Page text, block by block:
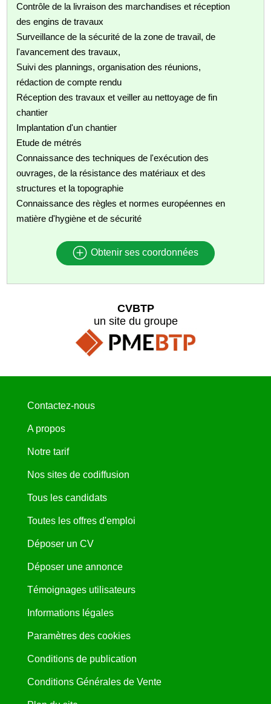
Contrôle de la livraison des marchandises et réception
des engins de travaux
Surveillance de la sécurité de la zone de travail, de
l'avancement des travaux,
Suivi des plannings, organisation des réunions,
rédaction de compte rendu
Réception des travaux et veiller au nettoyage de fin
chantier
Implantation d'un chantier
Etude de métrés
Connaissance des techniques de l'exécution des
ouvrages, de la résistance des matériaux et des
structures et la topographie
Connaissance des règles et normes européennes en
matière d'hygiène et de sécurité
Obtenir ses coordonnées
CVBTP
un site du groupe
Contactez-nous
A propos
Notre tarif
Nos sites de codiffusion
Tous les candidats
Toutes les offres d'emploi
Déposer un CV
Déposer une annonce
Témoignages utilisateurs
Informations légales
Paramètres des cookies
Conditions de publication
Conditions Générales de Vente